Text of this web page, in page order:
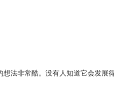
法非常酷。没有人知道它会发展